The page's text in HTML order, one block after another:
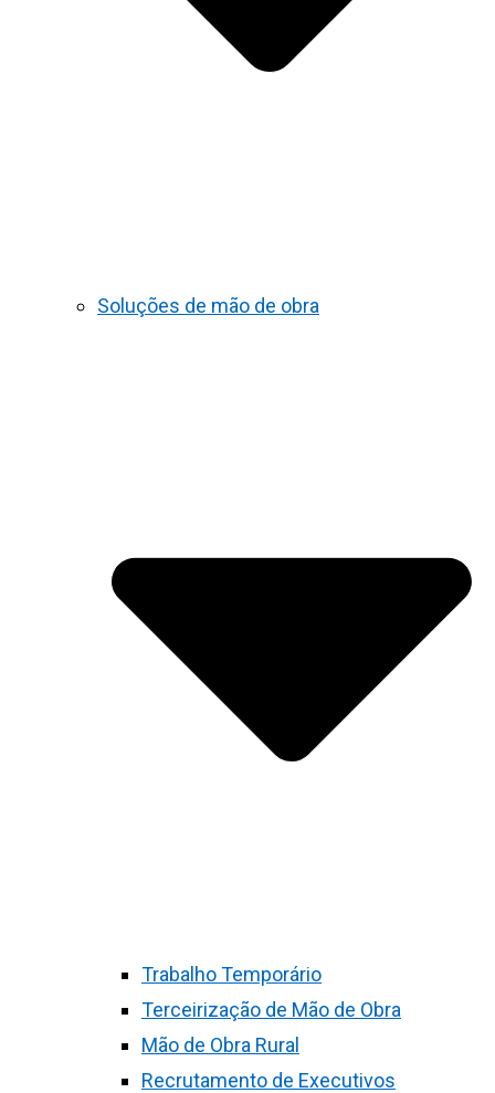
Soluções de mão de obra
Trabalho Temporário
Terceirização de Mão de Obra
Mão de Obra Rural
Recrutamento de Executivos